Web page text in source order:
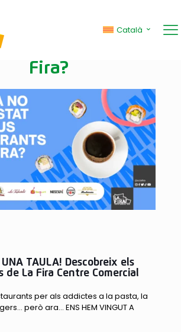
Català
no has provat els
de La
Fira?
TAULA! Descobreix els
de La Fira Centre Comercial
per als addictes a la pasta, la
però ara… ENS HEM VINGUT A